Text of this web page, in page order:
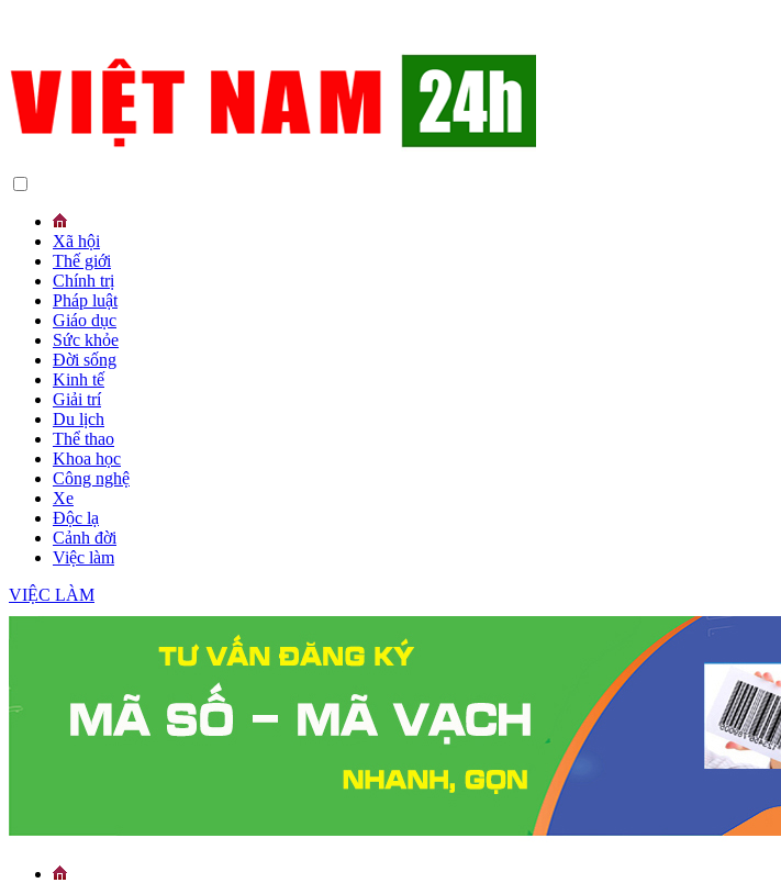
Xã hội
Thế giới
Chính trị
Pháp luật
Giáo dục
Sức khỏe
Đời sống
Kinh tế
Giải trí
Du lịch
Thể thao
Khoa học
Công nghệ
Xe
Độc lạ
Cảnh đời
Việc làm
VIỆC LÀM